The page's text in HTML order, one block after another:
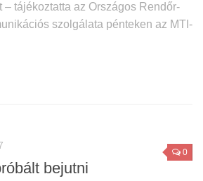
– tájékoztatta az Országos Rendőr-
szolgálata pénteken az MTI-
0
bejutni